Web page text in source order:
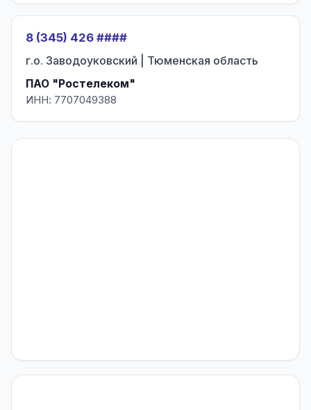
8 (345) 426 ####
г.о. Заводоуковский | Тюменская область
ПАО "Ростелеком"
ИНН: 7707049388